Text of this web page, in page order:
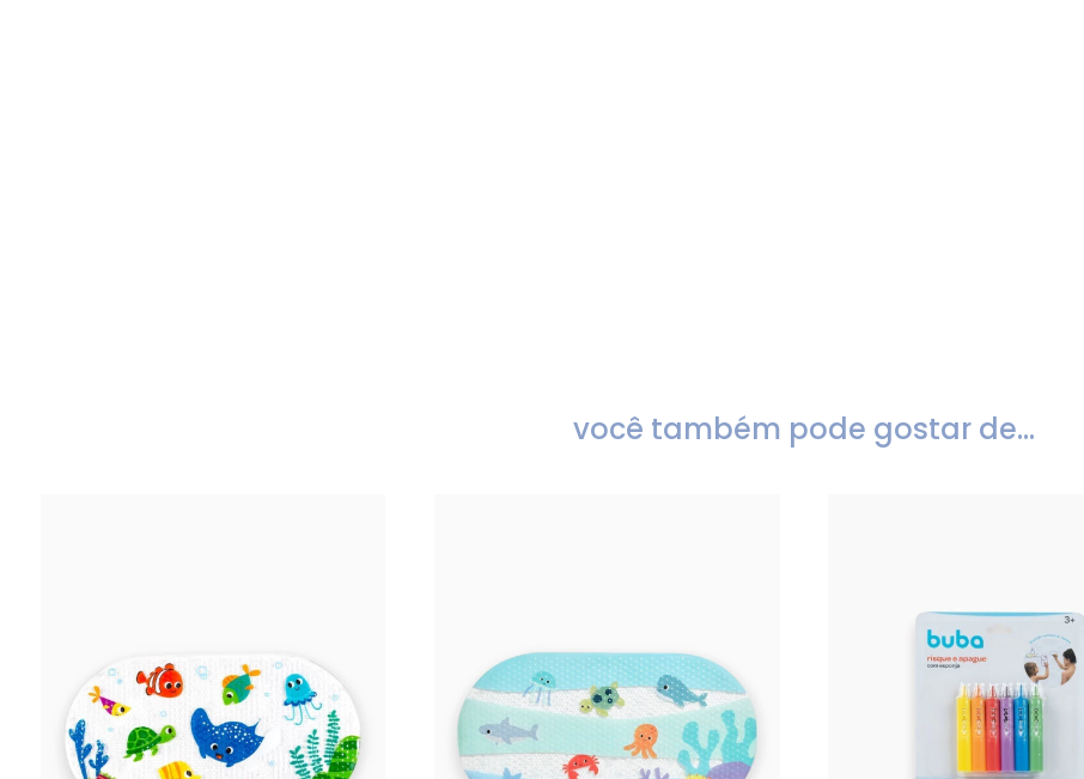
você também pode gostar de...